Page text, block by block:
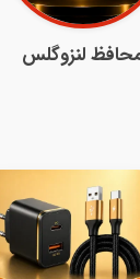
لنزوگلس